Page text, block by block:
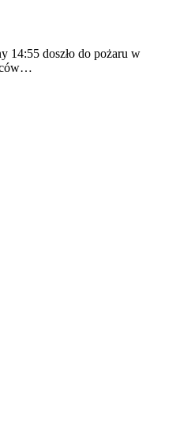
14:55 doszło do pożaru w